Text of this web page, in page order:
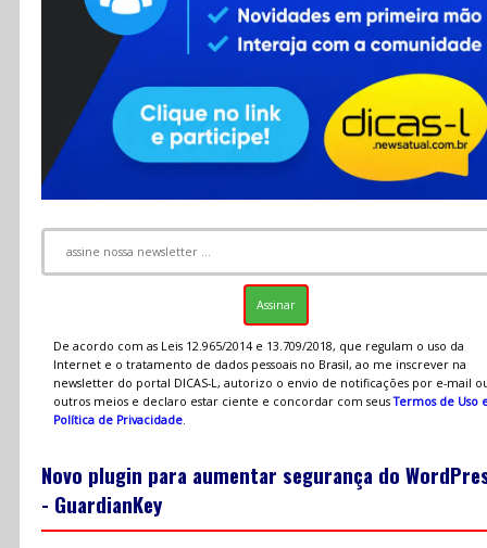
Contato
RSS
De acordo com as Leis 12.965/2014 e 13.709/2018, que regulam o uso da
Internet e o tratamento de dados pessoais no Brasil, ao me inscrever na
newsletter do portal DICAS-L, autorizo o envio de notificações por e-mail
outros meios e declaro estar ciente e concordar com seusTermos de Uso
Política de Privacidade.
Novo plugin para aumentar segurança do
- GuardianKey